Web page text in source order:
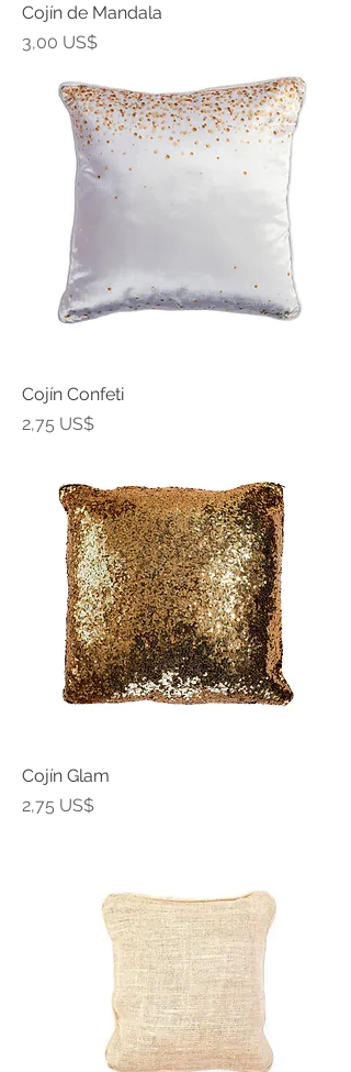
Cojín de Mandala
Precio
3,00 US$
Cojín Confeti
Precio
2,75 US$
Cojín Glam
Precio
2,75 US$